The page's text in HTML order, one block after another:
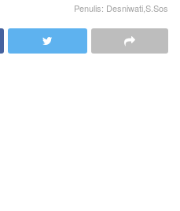
Penulis: Desniwati,S.Sos